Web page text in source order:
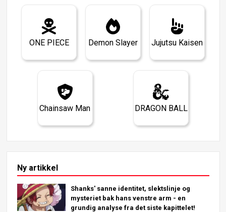
ONE PIECE Demon Slayer Jujutsu Kaisen
Chainsaw Man DRAGON BALL
Ny artikkel
Shanks' sanne identitet, slektslinje og
mysteriet bak hans venstre arm - en
grundig analyse fra det siste kapittelet!